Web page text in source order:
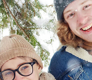
بيانات تدريب الذكاء
الاصطناعي